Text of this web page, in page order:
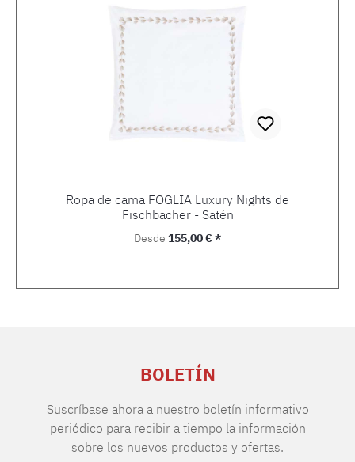
Ropa de cama FOGLIA Luxury Nights de
Fischbacher - Satén
Precio normal:
Desde 155,00 € *
BOLETÍN
Suscríbase ahora a nuestro boletín informativo
periódico para recibir a tiempo la información
sobre los nuevos productos y ofertas.